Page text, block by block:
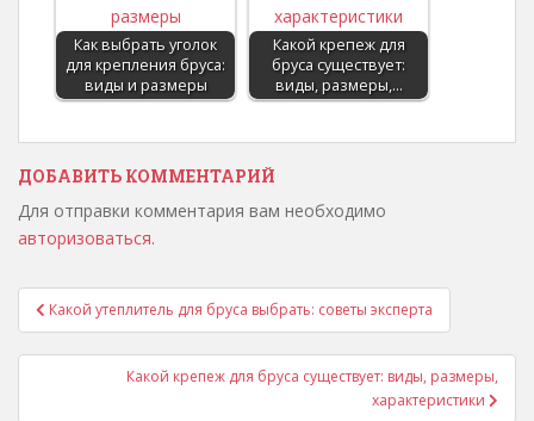
Как выбрать уголок
для крепления бруса:
виды и размеры
Какой крепеж для
бруса существует:
виды, размеры,…
ДОБАВИТЬ КОММЕНТАРИЙ
Для отправки комментария вам необходимо
авторизоваться.
Навигация по записям
Какой утеплитель для бруса выбрать: советы эксперта
Какой крепеж для бруса существует: виды, размеры,
характеристики